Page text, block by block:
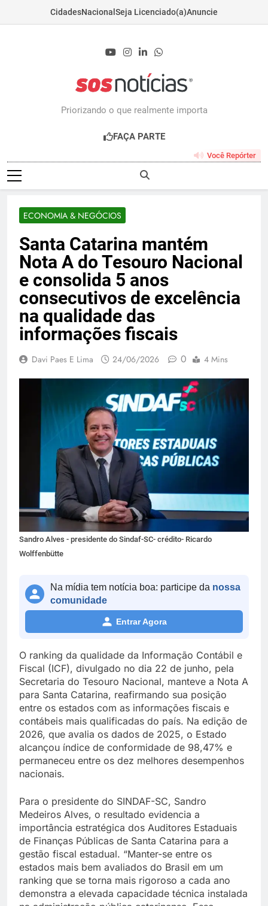
CidadesNacional Seja Licenciado(a)Anuncie
Priorizando o que realmente importa
FAÇA PARTE
Você Repórter
ECONOMIA & NEGÓCIOS
Santa Catarina mantém
Nota A do Tesouro Nacional
e consolida 5 anos
consecutivos de excelência
na qualidade das
informações fiscais
Davi Paes E Lima 24/06/2026 0 4 Mins
Sandro Alves - presidente do Sindaf-SC- crédito- Ricardo
Wolffenbütte
Na mídia tem notícia boa: participe da nossa
comunidade
Entrar Agora
O ranking da qualidade da Informação Contábil e
Fiscal (ICF), divulgado no dia 22 de junho, pela
Secretaria do Tesouro Nacional, manteve a Nota A
para Santa Catarina, reafirmando sua posição
entre os estados com as informações fiscais e
contábeis mais qualificadas do país. Na edição de
2026, que avalia os dados de 2025, o Estado
alcançou índice de conformidade de 98,47% e
permaneceu entre os dez melhores desempenhos
nacionais.
Para o presidente do SINDAF-SC, Sandro
Medeiros Alves, o resultado evidencia a
importância estratégica dos Auditores Estaduais
de Finanças Públicas de Santa Catarina para a
gestão fiscal estadual. “Manter-se entre os
estados mais bem avaliados do Brasil em um
ranking que se torna mais rigoroso a cada ano
demonstra a elevada capacidade técnica instalada